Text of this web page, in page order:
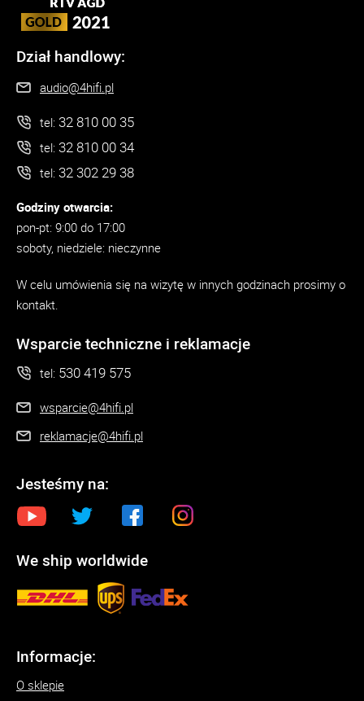
Dział handlowy:
audio@4hifi.pl
tel: 32 810 00 35
tel: 32 810 00 34
tel: 32 302 29 38
Godziny otwarcia:
pon-pt: 9:00 do 17:00
soboty, niedziele: nieczynne
W celu umówienia się na wizytę w innych godzinach prosimy o
kontakt.
Wsparcie techniczne i reklamacje
tel: 530 419 575
wsparcie@4hifi.pl
reklamacje@4hifi.pl
Jesteśmy na:
We ship worldwide
Informacje:
O sklepie